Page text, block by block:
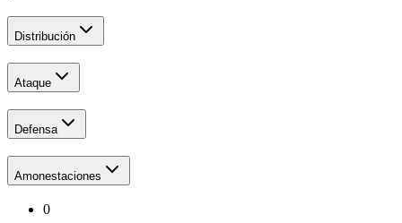
Distribución
Ataque
Defensa
Amonestaciones
0